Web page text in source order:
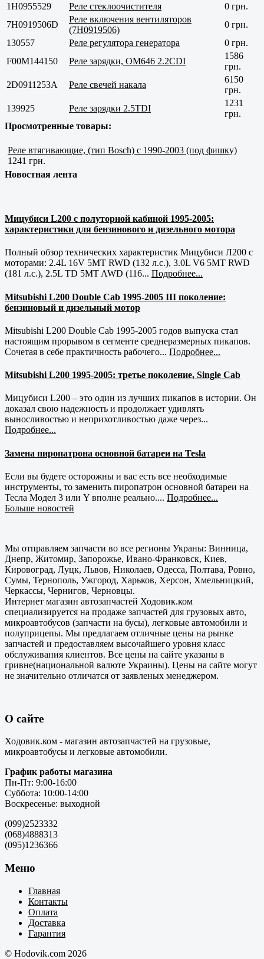
1H0955529
Реле стеклоочистителя
0 грн.
7H0919506D
Реле включения вентиляторов
(7H0919506)
0 грн.
130557
Реле регулятора генератора
0 грн.
F00M144150
Реле зарядки, OM646 2.2CDI
1586
грн.
2D0911253A
Реле свечей накала
6150
грн.
139925
Реле зарядки 2.5TDI
1231
грн.
Просмотренные товары:
Реле втягивающие, (тип Bosch) с 1990-2003 (под фишку)
1241 грн.
Новостная лента
Мицубиси L200 с полуторной кабиной 1995-2005:
характеристики для бензинового и дизельного мотора
Полный обзор технических характеристик Мицубиси Л200 с
моторами: 2.4L 16V 5MT RWD (132 л.с.), 3.0L V6 5MT RWD
(181 л.с.), 2.5L TD 5MT AWD (116... Подробнее...
Mitsubishi L200 Double Cab 1995-2005 III поколение:
бензиновый и дизельный мотор
Mitsubishi L200 Double Cab 1995-2005 годов выпуска стал
настоящим прорывом в сегменте среднеразмерных пикапов.
Сочетая в себе практичность рабочего... Подробнее...
Mitsubishi L200 1995-2005: третье поколение, Single Cab
Мицубиси L200 – это один из лучших пикапов в истории. Он
доказал свою надежность и продолжает удивлять
выносливостью и неприхотливостью даже через...
Подробнее...
Замена пиропатрона основной батареи на Tesla
Если вы будете осторожны и вас есть все необходимые
инструменты, то заменить пиропатрон основной батареи на
Тесла Модел 3 или Y вполне реально.... Подробнее...
Больше новостей
Мы отправляем запчасти во все регионы Украны: Винница,
Днепр, Житомир, Запорожье, Ивано-Франковск, Киев,
Кировоград, Луцк, Львов, Николаев, Одесса, Полтава, Ровно,
Сумы, Тернополь, Ужгород, Харьков, Херсон, Хмельницкий,
Черкассы, Чернигов, Черновцы.
Интернет магазин автозапчастей Ходовик.ком
специализируется на продаже запчастей для грузовых авто,
микроавтобусов (запчасти на бусы), легковые автомобили и
полуприцепы. Мы предлагаем отличные цены на рынке
запчастей и предоставляем высочайшего уровня класс
обслуживания клиентов. Все цены на сайте указаны в
гривне(национальной валюте Украины). Цены на сайте могут
не значительно отличатся от заявленых менеджером.
О сайте
Ходовик.ком - магазин автозапчастей на грузовые,
микроавтобусы и легковые автомобили.
График работы магазина
Пн-Пт: 9:00-16:00
Суббота: 10:00-14:00
Воскресенье: выходной
(099)2523332
(068)4888313
(095)1236366
Меню
Главная
Контакты
Оплата
Доставка
Гарантия
© Hodovik.com 2026